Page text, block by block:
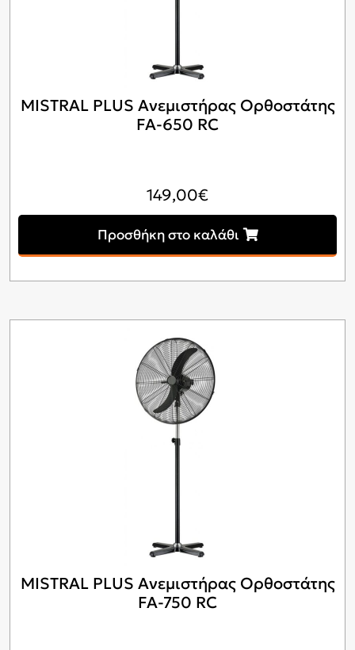
MISTRAL PLUS Ανεμιστήρας Ορθοστάτης
FA-650 RC
149,00€
Προσθήκη στο καλάθι
MISTRAL PLUS Ανεμιστήρας Ορθοστάτης
FA-750 RC